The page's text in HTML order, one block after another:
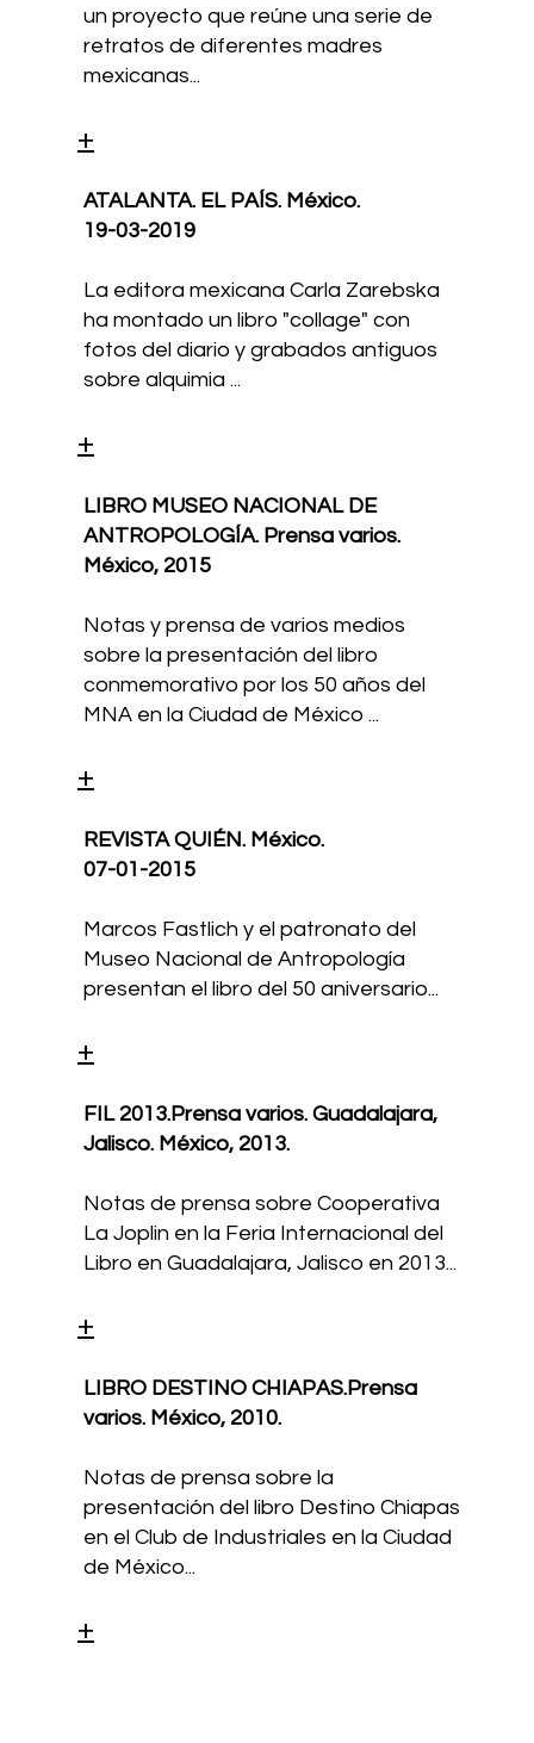
un proyecto que reúne una serie de
retratos de diferentes madres
mexicanas...
+
ATALANTA. EL PAÍS. México.
19-03-2019
La editora mexicana Carla Zarebska
ha montado un libro "collage" con
fotos del diario y grabados antiguos
sobre alquimia ...
+
LIBRO MUSEO NACIONAL DE
ANTROPOLOGÍA. Prensa varios.
México, 2015
Notas y prensa de varios medios
sobre la presentación del libro
conmemorativo por los 50 años del
MNA en la Ciudad de México ...
+
REVISTA QUIÉN. México.
07-01-2015
Marcos Fastlich y el patronato del
Museo Nacional de Antropología
presentan el libro del 50 aniversario...
+
FIL 2013.Prensa varios. Guadalajara,
Jalisco. México, 2013.
Notas de prensa sobre Cooperativa
La Joplin en la Feria Internacional del
Libro en Guadalajara, Jalisco en 2013...
+
LIBRO DESTINO CHIAPAS.Prensa
varios. México, 2010.
Notas de prensa sobre la
presentación del libro Destino Chiapas
en el Club de Industriales en la Ciudad
de México...
+